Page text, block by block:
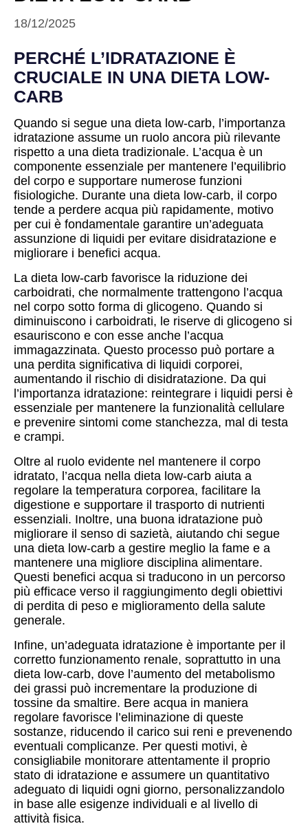
18/12/2025
PERCHÉ L’IDRATAZIONE È
CRUCIALE IN UNA DIETA LOW-
CARB
Quando si segue una dieta low-carb, l’importanza
idratazione assume un ruolo ancora più rilevante
rispetto a una dieta tradizionale. L’acqua è un
componente essenziale per mantenere l’equilibrio
del corpo e supportare numerose funzioni
fisiologiche. Durante una dieta low-carb, il corpo
tende a perdere acqua più rapidamente, motivo
per cui è fondamentale garantire un’adeguata
assunzione di liquidi per evitare disidratazione e
migliorare i benefici acqua.
La dieta low-carb favorisce la riduzione dei
carboidrati, che normalmente trattengono l’acqua
nel corpo sotto forma di glicogeno. Quando si
diminuiscono i carboidrati, le riserve di glicogeno si
esauriscono e con esse anche l’acqua
immagazzinata. Questo processo può portare a
una perdita significativa di liquidi corporei,
aumentando il rischio di disidratazione. Da qui
l’importanza idratazione: reintegrare i liquidi persi è
essenziale per mantenere la funzionalità cellulare
e prevenire sintomi come stanchezza, mal di testa
e crampi.
Oltre al ruolo evidente nel mantenere il corpo
idratato, l’acqua nella dieta low-carb aiuta a
regolare la temperatura corporea, facilitare la
digestione e supportare il trasporto di nutrienti
essenziali. Inoltre, una buona idratazione può
migliorare il senso di sazietà, aiutando chi segue
una dieta low-carb a gestire meglio la fame e a
mantenere una migliore disciplina alimentare.
Questi benefici acqua si traducono in un percorso
più efficace verso il raggiungimento degli obiettivi
di perdita di peso e miglioramento della salute
generale.
Infine, un’adeguata idratazione è importante per il
corretto funzionamento renale, soprattutto in una
dieta low-carb, dove l’aumento del metabolismo
dei grassi può incrementare la produzione di
tossine da smaltire. Bere acqua in maniera
regolare favorisce l’eliminazione di queste
sostanze, riducendo il carico sui reni e prevenendo
eventuali complicanze. Per questi motivi, è
consigliabile monitorare attentamente il proprio
stato di idratazione e assumere un quantitativo
adeguato di liquidi ogni giorno, personalizzandolo
in base alle esigenze individuali e al livello di
attività fisica.